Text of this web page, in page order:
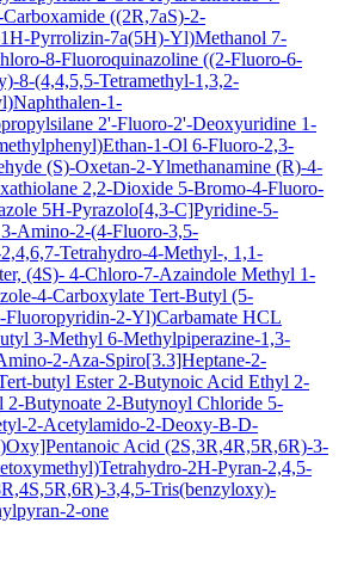
((2R,7aS)-2-
Pyrrolizin-7a(5H)-Yl)Methanol 7-
8-Fluoroquinazoline ((2-Fluoro-6-
8-(4,4,5,5-Tetramethyl-1,3,2-
1-
2'-Fluoro-2'-Deoxyuridine 1-
1-Ol 6-Fluoro-2,3-
(S)-Oxetan-2-Ylmethanamine (R)-4-
2,2-Dioxide 5-Bromo-4-Fluoro-
5H-Pyrazolo[4,3-C]Pyridine-5-
Amino-2-(4-Fluoro-3,5-
Tetrahydro-4-Methyl-, 1,1-
(4S)- 4-Chloro-7-Azaindole Methyl 1-
4-Carboxylate Tert-Butyl (5-
Fluoropyridin-2-Yl)Carbamate HCL
3-Methyl 6-Methylpiperazine-1,3-
2-Aza-Spiro[3.3]Heptane-2-
butyl Ester 2-Butynoic Acid Ethyl 2-
2-Butynoate 2-Butynoyl Chloride 5-
2-Acetylamido-2-Deoxy-B-D-
Acid (2S,3R,4R,5R,6R)-3-
2H-Pyran-2,4,5-
3,4,5-Tris(benzyloxy)-
2-one